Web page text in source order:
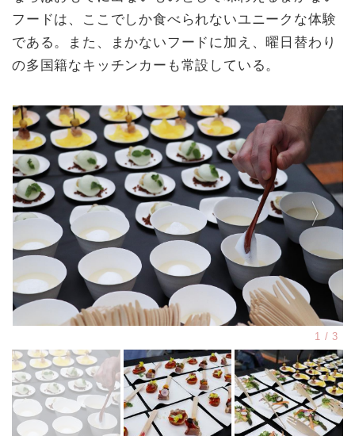
フードは、ここでしか食べられないユニークな体験
である。また、まかないフードに加え、曜日替わり
の多国籍なキッチンカーも常設している。